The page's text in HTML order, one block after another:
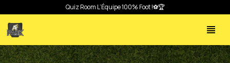
Quiz Room L’Équipe 100% Foot !⚽🏆
view_headline